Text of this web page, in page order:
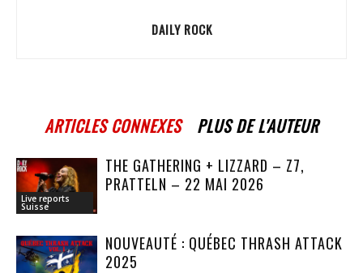
DAILY ROCK
ARTICLES CONNEXES PLUS DE L'AUTEUR
Live reports
Suisse
THE GATHERING + LIZZARD – Z7,
PRATTELN – 22 MAI 2026
NOUVEAUTÉ : QUÉBEC THRASH ATTACK
2025